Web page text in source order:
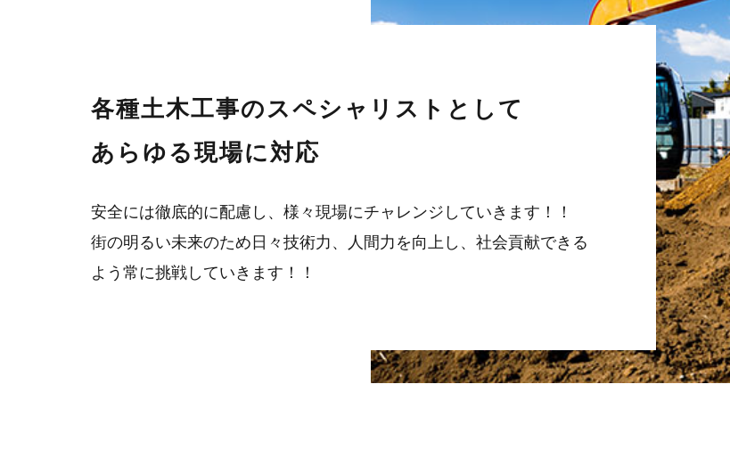
各種土木工事のスペシャリストとして
あらゆる現場に対応
安全には徹底的に配慮し、様々現場にチャレンジしていきます！！
街の明るい未来のため日々技術力、人間力を向上し、社会貢献できる
よう常に挑戦していきます！！